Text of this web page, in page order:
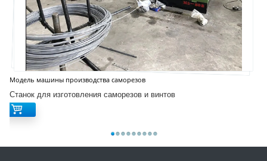
Модель машины производства саморезов
Станок для изготовления саморезов и винтов